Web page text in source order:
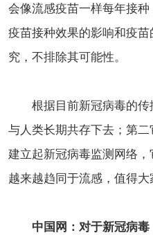
会像流感疫苗一样每年接
疫苗接种效果的影响和疫
究，不排除其可能性。
根据目前新冠病毒的
与人类长期共存下去；第
建立起新冠病毒监测网络
越来越趋同于流感，值得大
中国网：对于新冠病